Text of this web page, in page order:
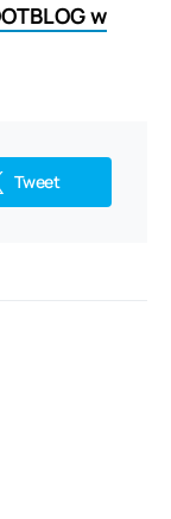
w
Tweet